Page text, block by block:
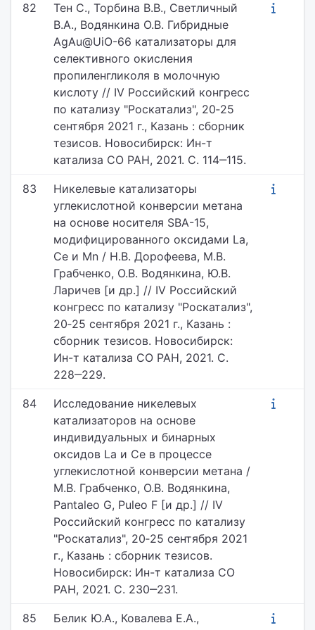
82
Тен С., Торбина В.В., Светличный
В.А., Водянкина О.В. Гибридные
AgAu@UiO-66 катализаторы для
селективного окисления
пропиленгликоля в молочную
кислоту // IV Российский конгресс
по катализу "Роскатализ", 20‐25
сентября 2021 г., Казань : сборник
тезисов. Новосибирск: Ин-т
катализа СО РАН, 2021. С. 114‒115.
83
Никелевые катализаторы
углекислотной конверсии метана
на основе носителя SBA-15,
модифицированного оксидами La,
Ce и Mn / Н.В. Дорофеева, М.В.
Грабченко, О.В. Водянкина, Ю.В.
Ларичев [и др.] // IV Российский
конгресс по катализу "Роскатализ",
20‐25 сентября 2021 г., Казань :
сборник тезисов. Новосибирск:
Ин-т катализа СО РАН, 2021. С.
228‒229.
84
Исследование никелевых
катализаторов на основе
индивидуальных и бинарных
оксидов La и Ce в процессе
углекислотной конверсии метана /
М.В. Грабченко, О.В. Водянкина,
Pantaleo G, Puleo F [и др.] // IV
Российский конгресс по катализу
"Роскатализ", 20‐25 сентября 2021
г., Казань : сборник тезисов.
Новосибирск: Ин-т катализа СО
РАН, 2021. С. 230‒231.
85
Белик Ю.А., Ковалева Е.А.,